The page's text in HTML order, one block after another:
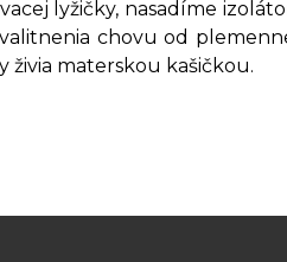
lyžičky, nasadíme
chovu od
živia materskou kašičkou.